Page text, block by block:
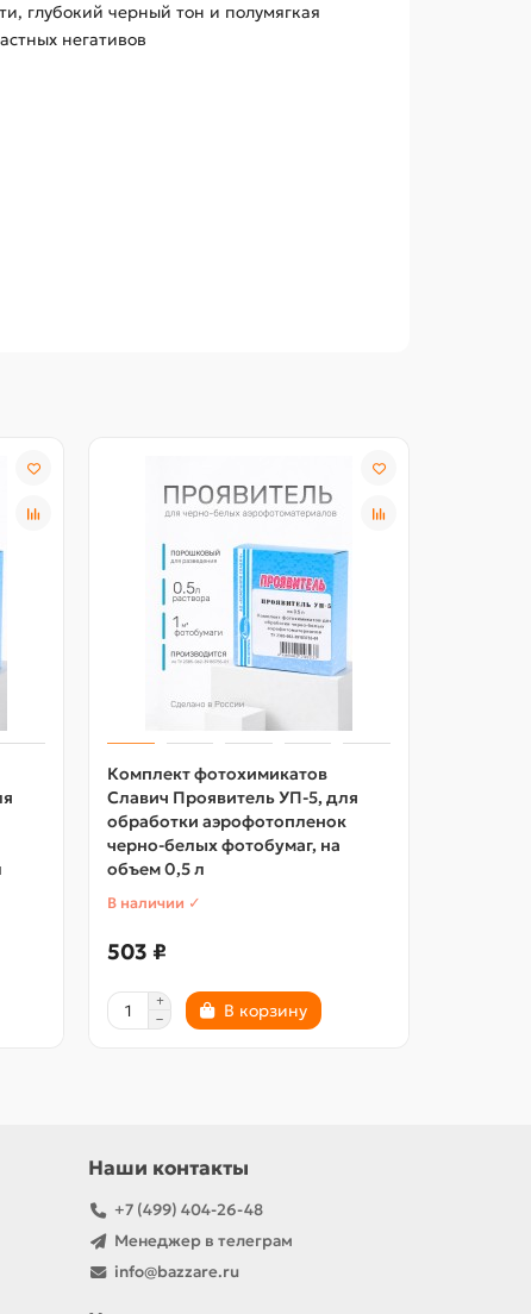
глубокий черный тон и полумягкая
негативов
Комплект фотохимикатов
Славич Проявитель УП-5, для
обработки аэрофотопленок
черно-белых фотобумаг, на
объем 0,5 л
В наличии ✓
503 ₽
В корзину
Наши контакты
+7 (499) 404-26-48
Менеджер в телеграм
info@bazzare.ru